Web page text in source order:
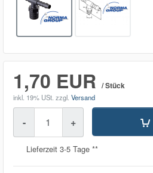
1,70 EUR / Stück
inkl. 19% USt. zzgl. Versand
- +
Lieferzeit 3-5 Tage **